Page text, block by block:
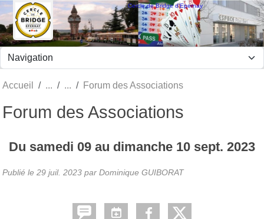
Cercle de Bridge d'Epernay
Accueil Forum des Associations
Forum des Associations
Du samedi 09 au dimanche 10 sept. 2023
Publié le 29 juil. 2023 par Dominique GUIBORAT
Panneau de gestion des cookies